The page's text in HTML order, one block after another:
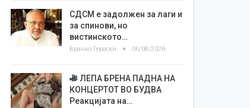
СДСМ е задолжен за лаги и
за спинови, но
вистинското…
Бранко Героски 06/08/2026
ЛЕПА БРЕНА ПАДНА НА
КОНЦЕРТОТ ВО БУДВА
Реакцијата на…